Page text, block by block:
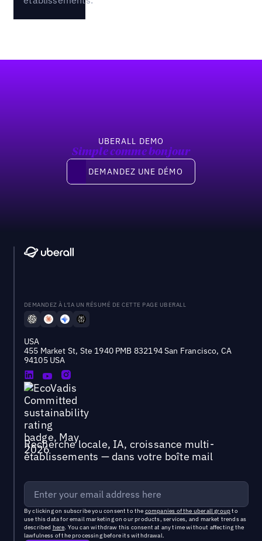
UBERALL DEMO
Simple comme bonjour
Demandez une démo
DEMANDEZ UNE DÉMO
DEMANDEZ À L'IA UN RÉSUMÉ DE CETTE PAGE UBERALL
USA
455 Market St, Ste 1940 PMB 832194 San Francisco, CA
94105 USA
Recherche locale, IA, croissance multi-
établissements — dans votre boîte mail
By clicking on subscribe you consent to the companies of the uberall groupto
use this data for email marketing on our products, services, and market trends as
described here. You can withdraw this consent at any time without affecting the
lawfulness of the processing before its withdrawal.